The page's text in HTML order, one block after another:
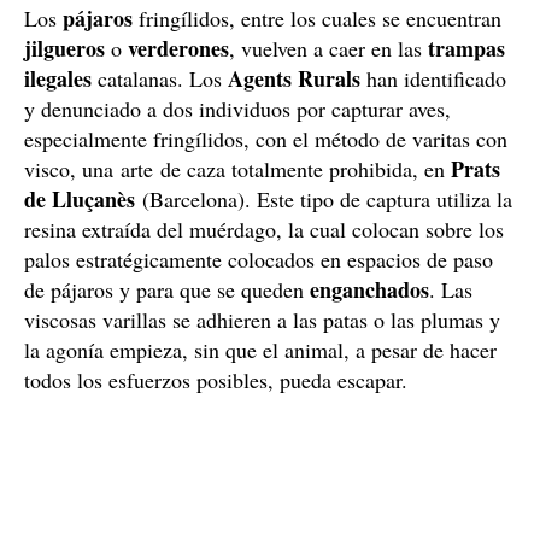
Los pájaros fringílidos, entre los cuales se encuentran
jilgueros o verderones, vuelven a caer en las trampas
ilegales catalanas. Los Agents Rurals han identificado
y denunciado a dos individuos por capturar aves,
especialmente fringílidos, con el método de varitas con
visco, una arte de caza totalmente prohibida, en Prats
de Lluçanès (Barcelona). Este tipo de captura utiliza la
resina extraída del muérdago, la cual colocan sobre los
palos estratégicamente colocados en espacios de paso
de pájaros y para que se queden enganchados. Las
viscosas varillas se adhieren a las patas o las plumas y
la agonía empieza, sin que el animal, a pesar de hacer
todos los esfuerzos posibles, pueda escapar.